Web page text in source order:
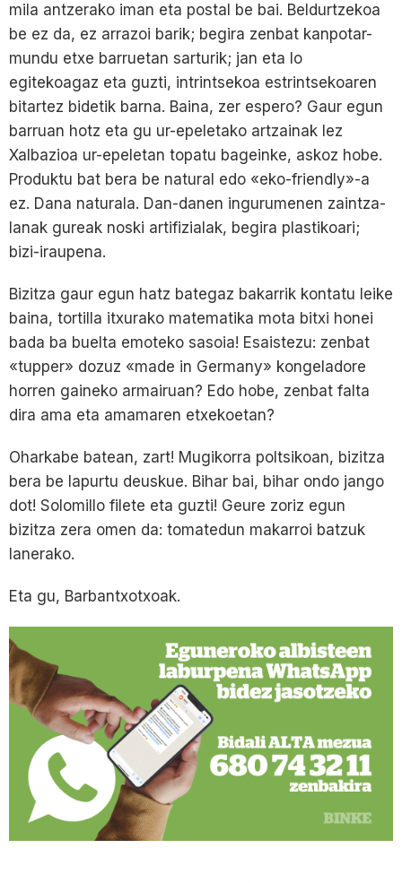
mila antzerako iman eta postal be bai. Beldurtzekoa
be ez da, ez arrazoi barik; begira zenbat kanpotar-
mundu etxe barruetan sarturik; jan eta lo
egitekoagaz eta guzti, intrintsekoa estrintsekoaren
bitartez bidetik barna. Baina, zer espero? Gaur egun
barruan hotz eta gu ur-epeletako artzainak lez
Xalbazioa ur-epeletan topatu bageinke, askoz hobe.
Produktu bat bera be natural edo «eko-friendly»-a
ez. Dana naturala. Dan-danen ingurumenen zaintza-
lanak gureak noski artifizialak, begira plastikoari;
bizi-iraupena.
Bizitza gaur egun hatz bategaz bakarrik kontatu leike
baina, tortilla itxurako matematika mota bitxi honei
bada ba buelta emoteko sasoia! Esaistezu: zenbat
«tupper» dozuz «made in Germany» kongeladore
horren gaineko armairuan? Edo hobe, zenbat falta
dira ama eta amamaren etxekoetan?
Oharkabe batean, zart! Mugikorra poltsikoan, bizitza
bera be lapurtu deuskue. Bihar bai, bihar ondo jango
dot! Solomillo filete eta guzti! Geure zoriz egun
bizitza zera omen da: tomatedun makarroi batzuk
lanerako.
Eta gu, Barbantxotxoak.